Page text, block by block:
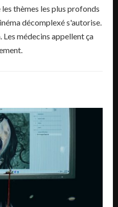
thèmes les plus profonds
décomplexé s'autorise.
Les médecins appellent ça